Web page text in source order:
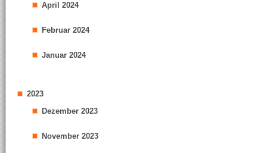
April 2024
Februar 2024
Januar 2024
2023
Dezember 2023
November 2023